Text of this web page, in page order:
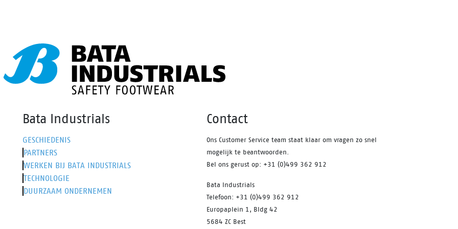
en zorgt voor meer
gedurende de werkdag.
een halfhoog model dat
bescherming biedt tegen
35 tot en met 47, in een
breedtemaat (W). Voor
versie van dit model, zie
Pep.
je snel een nauwkeurige pasvorm.
De EVA tussenzool is voorzien van
Bata's 3B-Motion technologie dat
een aanzienlijke energieboost geeft
vermoeidheid en zorgt voor meer
comfort gedurende de werkdag.
Dyna is beschikbaar in maten 35
tot en met 47, in een standaard
breedtemaat (W).
Bata Industrials
GESCHIEDENIS
PARTNERS
WERKEN BIJ BATA INDUSTRIALS
TECHNOLOGIE
DUURZAAM ONDERNEMEN
Contact
Ons Customer Service team staat klaar om vragen zo snel
mogelijk te beantwoorden.
Bel ons gerust op: +31 (0)499 362 912
Bata Industrials
Telefoon: +31 (0)499 362 912
Europaplein 1, Bldg 42
5684 ZC Best